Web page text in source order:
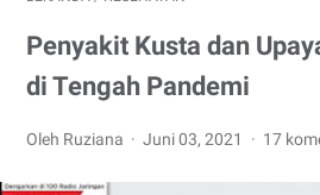
Penyakit Kusta dan
di Tengah Pandemi
Oleh Ruziana Juni 03, 2021 17